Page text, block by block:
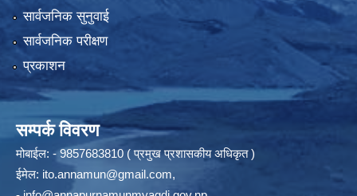
सार्वजनिक सुनुवाई
सार्वजनिक परीक्षण
प्रकाशन
सम्पर्क विवरण
मोबाईल: - 9857683810 ( प्रमुख प्रशासकीय अधिकृत )
ईमेल: ito.annamun@gmail.com,